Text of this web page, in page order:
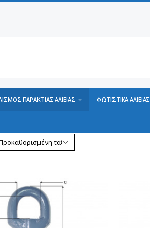
ΠΑΡΑΚΤΙΑΣ ΑΛΙΕΙΑΣ ΦΩΤΙΣΤΙΚΑ ΑΛΙΕΙΑΣ